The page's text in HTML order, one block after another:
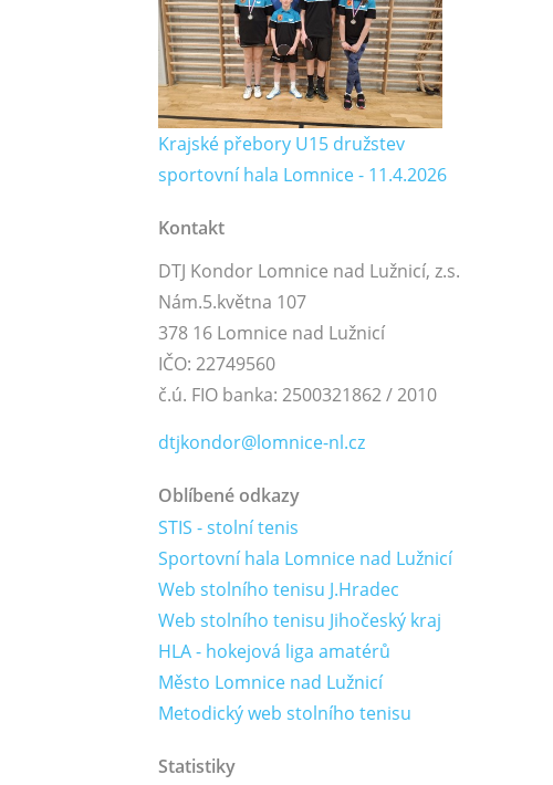
Krajské přebory U15 družstev
sportovní hala Lomnice - 11.4.2026
Kontakt
DTJ Kondor Lomnice nad Lužnicí, z.s.
Nám.5.května 107
378 16 Lomnice nad Lužnicí
IČO: 22749560
č.ú. FIO banka: 2500321862 / 2010
dtjkondor@lomnice-nl.cz
Oblíbené odkazy
STIS - stolní tenis
Sportovní hala Lomnice nad Lužnicí
Web stolního tenisu J.Hradec
Web stolního tenisu Jihočeský kraj
HLA - hokejová liga amatérů
Město Lomnice nad Lužnicí
Metodický web stolního tenisu
Statistiky